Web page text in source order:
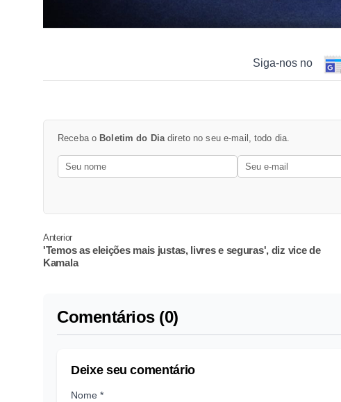
Siga-nos no
Receba o Boletim do Diadireto no seu e-mail, todo dia.
Anterior
'Temos as eleições mais justas, livres e seguras', diz vice de
Kamala
Comentários (0)
Deixe seu comentário
Nome *